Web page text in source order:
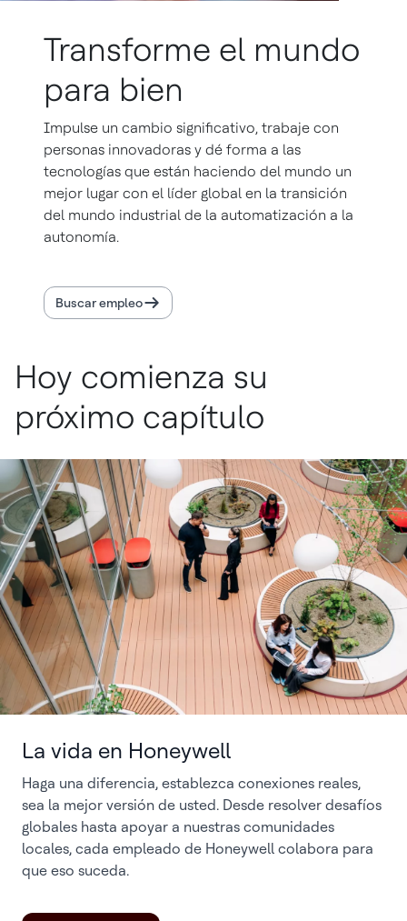
Transforme el mundo
para bien
Impulse un cambio significativo, trabaje con
personas innovadoras y dé forma a las
tecnologías que están haciendo del mundo un
mejor lugar con el líder global en la transición
del mundo industrial de la automatización a la
autonomía.
Buscar empleo
Hoy comienza su
próximo capítulo
La vida en Honeywell
Haga una diferencia, establezca conexiones reales,
sea la mejor versión de usted. Desde resolver desafíos
globales hasta apoyar a nuestras comunidades
locales, cada empleado de Honeywell colabora para
que eso suceda.